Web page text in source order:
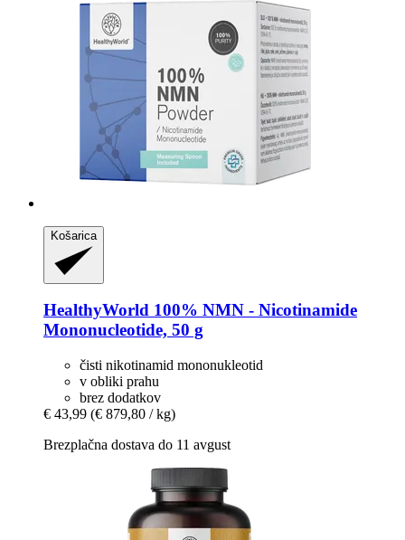
Košarica
HealthyWorld 100% NMN -​ Nicotinamide
Mononucleotide, 50 g
čisti nikotinamid mononukleotid
v obliki prahu
brez dodatkov
€ 43,99 (€ 879,80 / kg)
Brezplačna dostava do 11 avgust